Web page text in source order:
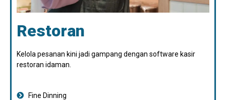
Restoran
Kelola pesanan kini jadi gampang dengan software kasir
restoran idaman.
Fine Dinning